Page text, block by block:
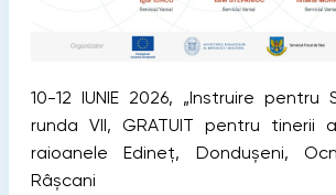
10-12 IUNIE 2026, „Instruire pentru
runda VII, GRATUIT pentru tinerii
raioanele Edineț, Dondușeni,
Râșcani